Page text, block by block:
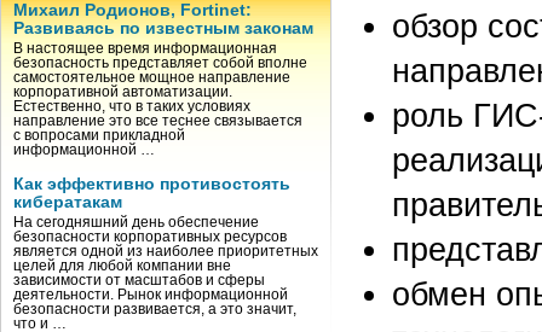
Михаил Родионов, Fortinet:
Развиваясь по известным законам
В настоящее время информационная
безопасность представляет собой вполне
самостоятельное мощное направление
корпоративной автоматизации.
Естественно, что в таких условиях
направление это все теснее связывается
с вопросами прикладной
информационной …
Как эффективно противостоять
кибератакам
На сегодняшний день обеспечение
безопасности корпоративных ресурсов
является одной из наиболее приоритетных
целей для любой компании вне
зависимости от масштабов и сферы
деятельности. Рынок информационной
безопасности развивается, а это значит,
что и …
обзор
роль
обмен